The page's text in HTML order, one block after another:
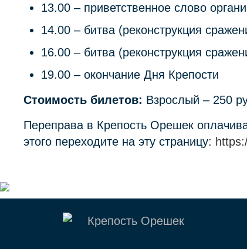
13.00 – приветственное слово
14.00 – битва (реконструкция
16.00 – битва (реконструкция
19.00 – окончание Дня Крепости
Стоимость билетов: Взрослый – 250
Переправа в Крепость Орешек
этого переходите на эту страницу: